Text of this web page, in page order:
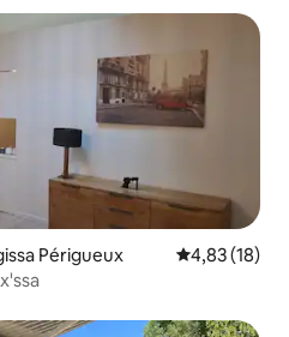
Périgueux
4,83 (18)